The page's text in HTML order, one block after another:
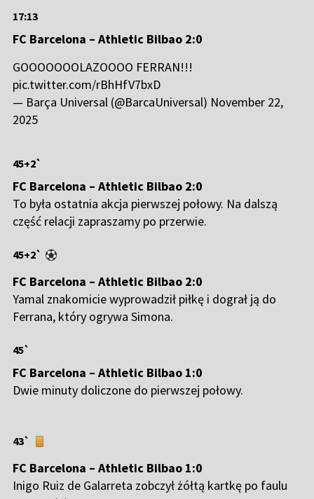
17:13
FC Barcelona – Athletic Bilbao 2:0
GOOOOOOOLAZOOOO FERRAN!!!
pic.twitter.com/rBhHfV7bxD
— Barça Universal (@BarcaUniversal) November 22,
2025
45+2`
FC Barcelona – Athletic Bilbao 2:0
To była ostatnia akcja pierwszej połowy. Na dalszą
część relacji zapraszamy po przerwie.
45+2`
FC Barcelona – Athletic Bilbao 2:0
Yamal znakomicie wyprowadził piłkę i dograł ją do
Ferrana, który ogrywa Simona.
45`
FC Barcelona – Athletic Bilbao 1:0
Dwie minuty doliczone do pierwszej połowy.
43`
FC Barcelona – Athletic Bilbao 1:0
Inigo Ruiz de Galarreta zobczył żółtą kartkę po faulu